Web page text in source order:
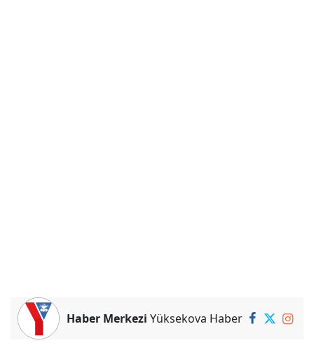
Haber Merkezi Yüksekova Haber